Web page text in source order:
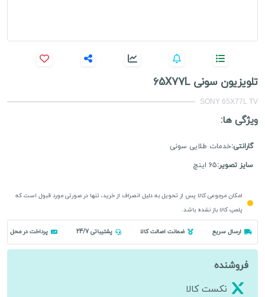
تلویزیون سونی 65X77L
SONY 65X77L TV
ویژگی ها:
گارانتی:خدمات طلایی سونی
سایز تصویر:65 اینچ
امکان مرجوعی کالا پس از تحویل به دلیل انصراف از خرید، تنها در صورتی مورد قبول است که
پلمپ کالا باز نشده باشد.
ارسال سریع ضمانت اصالت کالا پشتیباتی 24/7 پرداخت در محل
فروشنده
نکست کالا